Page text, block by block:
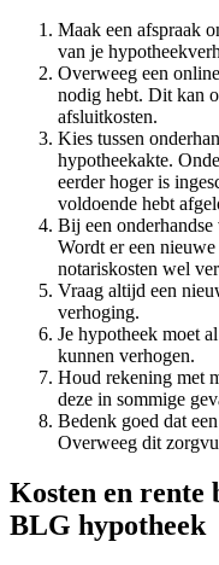
Maak een afspraak
van je
Overweeg een
nodig hebt. Dit kan
afsluitkosten.
Kies tussen
hypotheekakte.
eerder hoger is
voldoende hebt
Bij een
Wordt er een
notariskosten wel
Vraag altijd een
verhoging.
Je hypotheek moet
kunnen verhogen.
Houd rekening met
deze in sommige
Bedenk goed dat
Overweeg dit
Kosten en rente
BLG hypotheek